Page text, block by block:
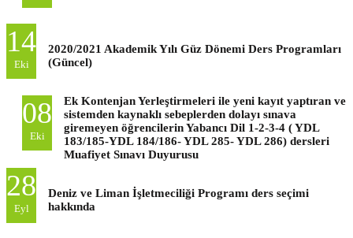
14
Eki
2020/2021 Akademik Yılı Güz Dönemi Ders Programları
(Güncel)
08
Eki
Ek Kontenjan Yerleştirmeleri ile yeni kayıt yaptıran ve
sistemden kaynaklı sebeplerden dolayı sınava
giremeyen öğrencilerin Yabancı Dil 1-2-3-4 ( YDL
183/185-YDL 184/186- YDL 285- YDL 286) dersleri
Muafiyet Sınavı Duyurusu
28
Eyl
Deniz ve Liman İşletmeciliği Programı ders seçimi
hakkında